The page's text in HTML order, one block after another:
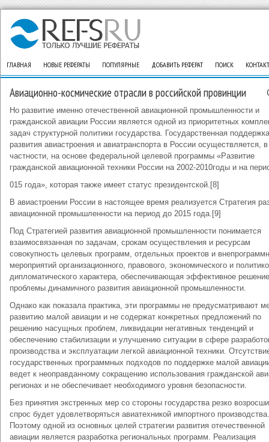
ГЛАВНАЯ НОВЫЕ РЕФЕРАТЫ ПОПУЛЯРНЫЕ ДОБАВИТЬ РЕФЕРАТ ПОИСК
Авиационно-космические отрасли в российской провинции
Но развитие именно отечественной авиационной промышленности и
гражданской авиации России является одной из приоритетных
задач структурной политики государства. Государственная поддержка
развития авиастроения и авиатранспорта в России осуществляется, в
частности, на основе федеральной целевой программы «Развитие
гражданской авиационной техники России на 2002-2010годы и на
015 года», которая также имеет статус президентской.[8]
В авиастроении России в настоящее время реализуется Стратегия
авиационной промышленности на период до 2015 года.[9]
Под Стратегией развития авиационной промышленности понимается
взаимосвязанная по задачам, срокам осуществления и ресурсам
совокупность целевых программ, отдельных проектов и
мероприятий организационного, правового, экономического и
дипломатического характера, обеспечивающая эффективное решение
проблемы динамичного развития авиационной промышленности.
Однако как показала практика, эти программы не предусматривают
развитию малой авиации и не содержат конкретных предложений по
решению насущных проблем, ликвидации негативных тенденций и
обеспечению стабилизации и улучшению ситуации в сфере
производства и эксплуатации легкой авиационной техники.
государственных программных подходов по поддержке малой
ведет к неоправданному сокращению использования гражданской
регионах и не обеспечивает необходимого уровня безопасности.
Без принятия экстренных мер со стороны государства резко
спрос будет удовлетворяться авиатехникой импортного производства.
Поэтому одной из основных целей стратегии развития отечественной
авиации является разработка региональных программ. Реализация